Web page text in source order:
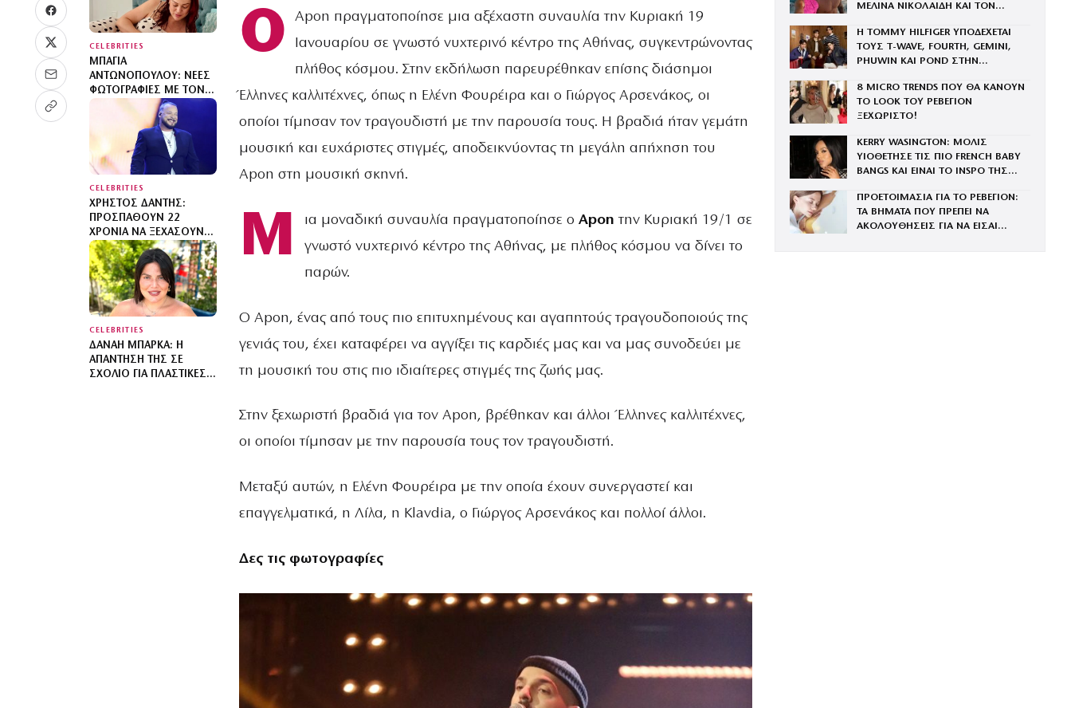
CELEBRITIES
ΜΠΆΓΙΑ
ΑΝΤΩΝΟΠΟΎΛΟΥ: ΝΈΕΣ
ΦΩΤΟΓΡΑΦΊΕΣ ΜΕ ΤΟΝ
ΓΙΟ ΤΗΣ – «ΔΕΝ ΉΞΕΡΑ
ΌΤΙ ΜΠΟΡΕΊΣ ΝΑ
ΕΡΩΤΕΥΤΕΊΣ ΤΌΣΟ ΠΟΛΎ
ΤΙΣ ΠΙΟ ΑΠΛΈΣ ΣΤΙΓΜΈΣ»
CELEBRITIES
ΧΡΉΣΤΟΣ ΔΆΝΤΗΣ:
ΠΡΟΣΠΑΘΟΎΝ 22
ΧΡΌΝΙΑ ΝΑ ΞΕΧΆΣΟΥΝ
ΌΤΙ ΈΓΡΑΨΑ ΤΟ MY
NUMBER ONE
CELEBRITIES
ΔΑΝΆΗ ΜΠΆΡΚΑ: Η
ΑΠΆΝΤΗΣΉ ΤΗΣ ΣΕ
ΣΧΌΛΙΟ ΓΙΑ ΠΛΑΣΤΙΚΈΣ
Ο
Apon πραγματοποίησε μια αξέχαστη συναυλία την Κυριακή 19
Ιανουαρίου σε γνωστό νυχτερινό κέντρο της Αθήνας, συγκεντρώνοντας
πλήθος κόσμου. Στην εκδήλωση παρευρέθηκαν επίσης διάσημοι
Έλληνες καλλιτέχνες, όπως η Ελένη Φουρέιρα και ο Γιώργος Αρσενάκος, οι
οποίοι τίμησαν τον τραγουδιστή με την παρουσία τους. Η βραδιά ήταν γεμάτη
μουσική και ευχάριστες στιγμές, αποδεικνύοντας τη μεγάλη απήχηση του
Apon στη μουσική σκηνή.
Μ ια μοναδική συναυλία πραγματοποίησε ο Apon την Κυριακή 19/1 σε
γνωστό νυχτερινό κέντρο της Αθήνας, με πλήθος κόσμου να δίνει το
παρών.
Ο Apon, ένας από τους πιο επιτυχημένους και αγαπητούς τραγουδοποιούς της
γενιάς του, έχει καταφέρει να αγγίξει τις καρδιές μας και να μας συνοδεύει με
τη μουσική του στις πιο ιδιαίτερες στιγμές της ζωής μας.
Στην ξεχωριστή βραδιά για τον Apon, βρέθηκαν και άλλοι Έλληνες καλλιτέχνες,
οι οποίοι τίμησαν με την παρουσία τους τον τραγουδιστή.
Μεταξύ αυτών, η Ελένη Φουρέιρα με την οποία έχουν συνεργαστεί και
επαγγελματικά, η Λίλα, η Klavdia, ο Γιώργος Αρσενάκος και πολλοί άλλοι.
Δες τις φωτογραφίες
ΜΕΛΙΝΑ ΝΙΚΟΛΑΙΔΗ ΚΑΙ ΤΟΝ
Η TOMMY HILFIGER ΥΠΟΔΕΧΕΤΑΙ
ΤΟΥΣ Τ-WAVE, FOURTH, GEMINI,
PHUWIN ΚΑΙ POND ΣΤΗΝ
8 MICRO TRENDS ΠΟΥ ΘΑ ΚΑΝΟΥΝ
ΤΟ LOOK ΤΟΥ ΡΕΒΕΓΙΟΝ
ΞΕΧΩΡΙΣΤΟ!
KERRY WASINGTON: ΜΟΛΙΣ
ΥΙΟΘΕΤΗΣΕ ΤΙΣ ΠΙΟ FRENCH BABY
BANGS ΚΑΙ ΕΙΝΑΙ ΤΟ INSPO ΤΗΣ
ΠΡΟΕΤΟΙΜΑΣΙΑ ΓΙΑ ΤΟ ΡΕΒΕΓΙΟΝ:
ΤΑ ΒΗΜΑΤΑ ΠΟΥ ΠΡΕΠΕΙ ΝΑ
ΑΚΟΛΟΥΘΗΣΕΙΣ ΓΙΑ ΝΑ ΕΙΣΑΙ